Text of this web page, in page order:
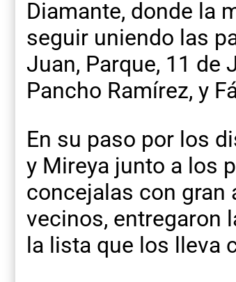
Diamante, donde la
seguir uniendo las
Juan, Parque, 11 de
Pancho Ramírez, y
En su paso por los
y Mireya junto a los
concejalas con gran
vecinos, entregaron
la lista que los lleva